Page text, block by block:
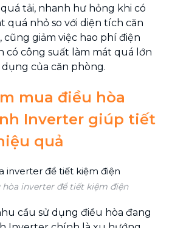
tải, nhanh hư hỏng khi có
quá nhỏ so với diện tích căn
giảm việc hao phí điện
có công suất làm mát quá lớn
của căn phòng.
mua điều hòa
Inverter giúp tiết
quả
hòa inverter để tiết kiệm điện
cầu sử dụng điều hòa đang